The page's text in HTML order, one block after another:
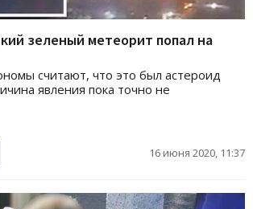
зеленый метеорит попал на
считают, что это был астероид
явления пока точно не
16 июня 2020, 11:37